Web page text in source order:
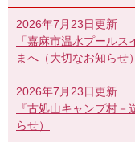
2026年7月23日更新
「嘉麻市温水プール
まへ（大切なお知らせ）
2026年7月23日更新
『古処山キャンプ村
らせ）